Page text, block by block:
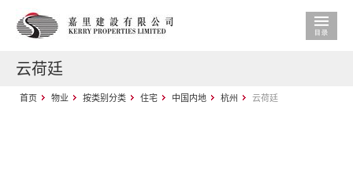
云荷廷
首页 物业 按类别分类 住宅 中国内地 杭州 云荷廷